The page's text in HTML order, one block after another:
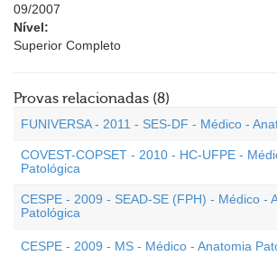
09/2007
Nível:
Superior Completo
Provas relacionadas (8)
FUNIVERSA - 2011 - SES-DF - Médico -
COVEST-COPSET - 2010 - HC-UFPE -
Patológica
CESPE - 2009 - SEAD-SE (FPH) - Médico -
Patológica
CESPE - 2009 - MS - Médico - Anatomia